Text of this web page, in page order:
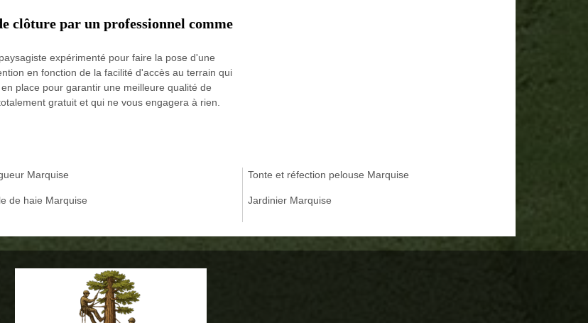
clôture par un professionnel comme
expérimenté pour faire la pose d'une
en fonction de la facilité d'accès au terrain qui
place pour garantir une meilleure qualité de
gratuit et qui ne vous engagera à rien.
Marquise
de haie Marquise
Tonte et réfection pelouse Marquise
Jardinier Marquise